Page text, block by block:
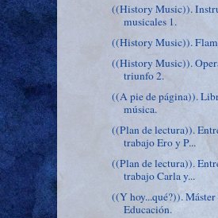
((History Music)).
musicales 1.
((History Music)).
((History Music)).
triunfo 2.
((A pie de página)).
música.
((Plan de lectura)).
trabajo Ero y P...
((Plan de lectura)).
trabajo Carla y...
((Y hoy...qué?)). Máster
Educación.